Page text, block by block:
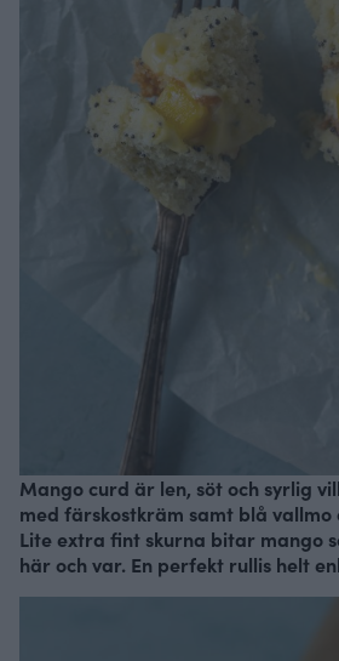
Mango curd är len, söt och syrlig
med färskostkräm samt blå
Lite extra fint skurna bitar mango
här och var. En perfekt rullis helt